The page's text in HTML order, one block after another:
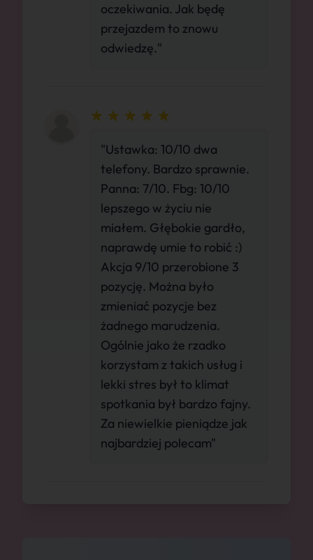
oczekiwania. Jak będę
przejazdem to znowu
odwiedzę."
"Ustawka: 10/10 dwa
telefony. Bardzo sprawnie.
Panna: 7/10. Fbg: 10/10
lepszego w życiu nie
miałem. Głębokie gardło,
naprawdę umie to robić :)
Akcja 9/10 przerobione 3
pozycję. Można było
zmieniać pozycje bez
żadnego marudzenia.
Ogólnie jako że rzadko
korzystam z takich usług i
lekki stres był to klimat
spotkania był bardzo fajny.
Za niewielkie pieniądze jak
najbardziej polecam"